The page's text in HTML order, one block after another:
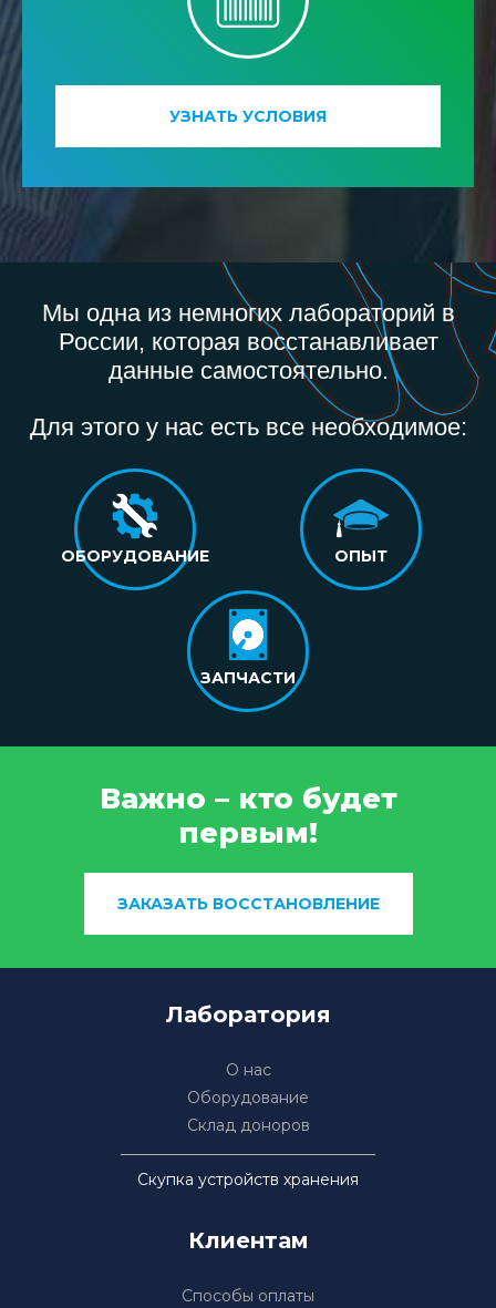
УЗНАТЬ УСЛОВИЯ
Мы одна из немногих лабораторий в
России, которая восстанавливает
данные самостоятельно.
Для этого у нас есть все необходимое:
ОБОРУДОВАНИЕ ОПЫТ
ЗАПЧАСТИ
Важно – кто будет
первым!
ЗАКАЗАТЬ ВОССТАНОВЛЕНИЕ
Лаборатория
О нас
Оборудование
Склад доноров
Скупка устройств хранения
Клиентам
Способы оплаты